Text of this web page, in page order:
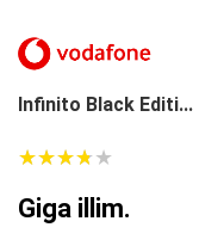
Infinito Black Editi...
★★★★★
★★★★★
Giga illim.